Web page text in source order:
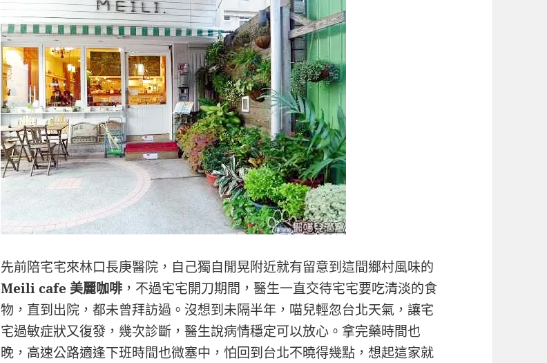
先前陪宅宅來林口長庚醫院，自己獨自閒晃附近就有留意到這間鄉村風味的
Meili cafe 美麗咖啡 ，不過宅宅開刀期間，醫生一直交待宅宅要吃清淡的食
物，直到出院，都未曾拜訪過。沒想到未隔半年，喵兒輕忽台北天氣，讓宅
宅過敏症狀又復發，幾次診斷，醫生說病情穩定可以放心。拿完藥時間也
晚，高速公路適逢下班時間也微塞中，怕回到台北不曉得幾點，想起這家就